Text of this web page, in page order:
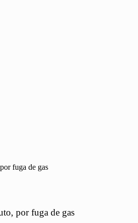
fuga de gas
por fuga de gas